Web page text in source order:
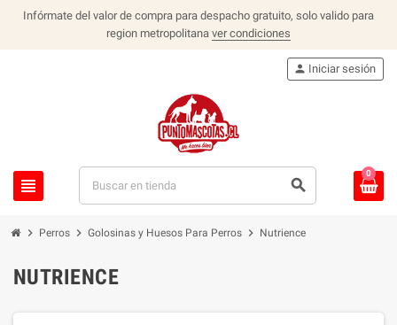
Infórmate del valor de compra para despacho gratuito, solo valido para
region metropolitana ver condiciones
view_headline search
person Iniciar sesión
0
chevron_right Perros chevron_right Golosinas y Huesos Para Perros chevron_right Nutrience
NUTRIENCE